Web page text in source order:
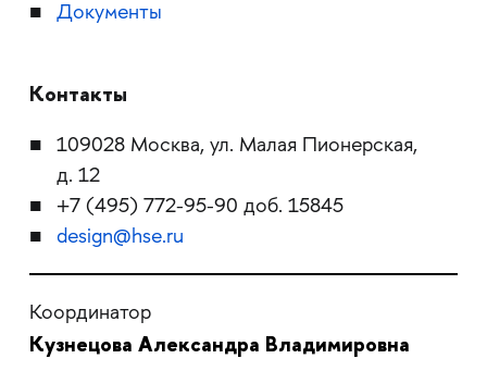
Документы
Контакты
109028 Москва, ул. Малая Пионерская,
д. 12
+7 (495) 772-95-90 доб. 15845
design@hse.ru
Координатор
Кузнецова Александра Владимировна